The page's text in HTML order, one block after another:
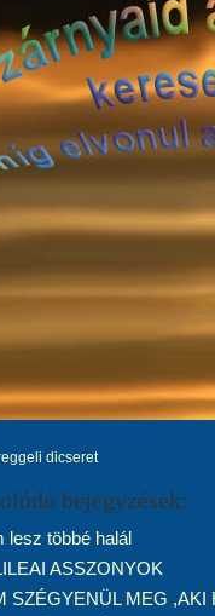
dicseret
bejegyzések:
lesz többé halál
ASSZONYOK
SZÉGYENÜL MEG ,AKI